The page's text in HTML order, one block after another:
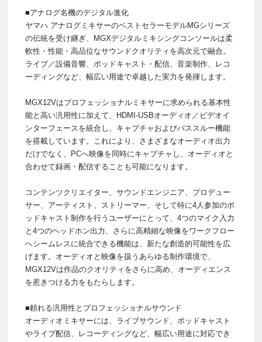
■アナログ名機のデジタル進化
ヤマハ アナログミキサーのベストセラーモデルMGシリーズ
の伝統を受け継ぎ、MGXデジタルミキシングコンソールは柔
軟性・性能・高品位なサウンドクオリティを高次元で融合。
ライブ／設備音響、ポッドキャスト・配信、音楽制作、レコ
ーディングなど、幅広い用途で卓越した実力を発揮します。
MGX12Vはプロフェッショナルミキサーに求められる基本性
能と高い汎用性に加えて、HDMI-USBオーディオ／ビデオイ
ンターフェースを統合し、キャプチャおよびパススルー機能
を搭載しています。これにより、さまざまなオーディオ出力
だけでなく、PCへ映像を同時にキャプチャし、オーディオと
合わせて録画・配信することも可能になります。
コンテンツクリエイター、サウンドエンジニア、プロデュー
サー、アーティスト、ストリーマー、そして特に4人参加のポ
ッドキャスト制作を行うユーザーにとって、4つのマイク入力
と4つのヘッドホン出力、さらに高精細な映像をワークフロー
へシームレスに統合できる機能は、新たな創造的可能性を広
げます。オーディオと映像を扱うあらゆる制作環境で、
MGX12Vは作品のクオリティをさらに高め、オーディエンス
を惹きつける力をもたらします。
■頼れる汎用性とプロフェッショナルサウンド
オーディオミキサーには、ライブサウンド、ポッドキャスト
やライブ配信、レコーディングなど、幅広い用途に対応でき